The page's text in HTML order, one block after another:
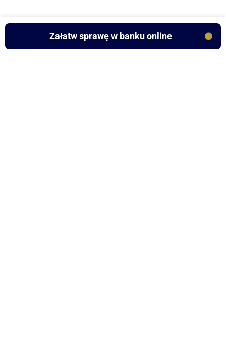
Załatw sprawę w banku online